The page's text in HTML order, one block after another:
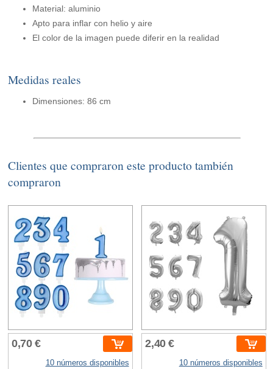
Material: aluminio
Apto para inflar con helio y aire
El color de la imagen puede diferir en la realidad
Medidas reales
Dimensiones: 86 cm
Clientes que compraron este producto también
compraron
0,70 €
10 números disponibles
2,40 €
10 números disponibles